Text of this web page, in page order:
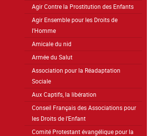
Agir Contre la Prostitution des Enfants
Agir Ensemble pour les Droits de
l'Homme
Amicale du nid
Armée du Salut
Association pour la Réadaptation
Sociale
Aux Captifs, la libération
Conseil Français des Associations pour
les Droits de l’Enfant
Comité Protestant évangélique pour la